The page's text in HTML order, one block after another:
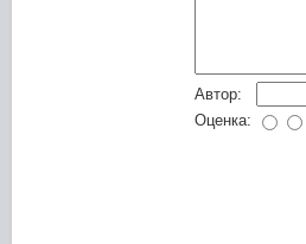
Автор:
Оценка: